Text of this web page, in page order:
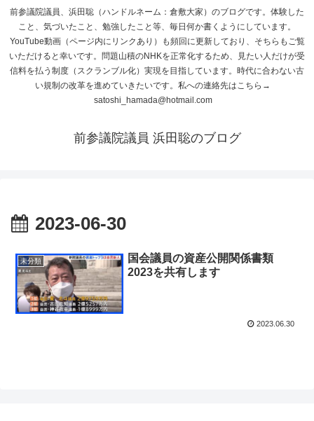
前参議院議員、浜田聡（ハンドルネーム：倉敷大家）のブログです。体験した
こと、気づいたこと、勉強したこと等、毎日何か書くようにしています。
YouTube動画（ページ内にリンクあり）も頻回に更新しており、そちらもご覧
いただけると幸いです。問題山積のNHKを正常化するため、見たい人だけが受
信料を払う制度（スクランブル化）実現を目指しています。時代に合わない古
い規制の改革を進めていきたいです。私への連絡先はこちら→
satoshi_hamada@hotmail.com
前参議院議員 浜田聡のブログ
2023-06-30
未分類
国会議員の資産公開関係書類
2023を共有します
2023.06.30